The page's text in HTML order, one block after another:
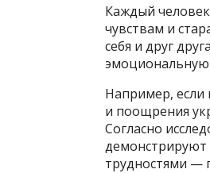
Каждый
чувствам и
себя и друг
Например, если
и поощрения
Согласно
демонстрируют
трудностями —